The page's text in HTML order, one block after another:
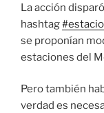
La acción
hashtag
se proponían
estaciones del
Pero también
verdad es